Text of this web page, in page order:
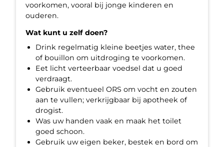
voorkomen, vooral bij jonge kinderen en
ouderen.
Wat kunt u zelf doen?
Drink regelmatig kleine beetjes water, thee
of bouillon om uitdroging te voorkomen.
Eet licht verteerbaar voedsel dat u goed
verdraagt.
Gebruik eventueel ORS om vocht en zouten
aan te vullen; verkrijgbaar bij apotheek of
drogist.
Was uw handen vaak en maak het toilet
goed schoon.
Gebruik uw eigen beker, bestek en bord om